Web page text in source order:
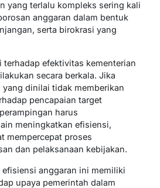
yang terlalu kompleks sering kali
anggaran dalam bentuk
serta birokrasi yang
terhadap efektivitas kementerian
secara berkala. Jika
yang dinilai tidak memberikan
pencapaian target
harus
meningkatkan efisiensi,
mempercepat proses
dan pelaksanaan kebijakan.
anggaran ini memiliki
upaya pemerintah dalam